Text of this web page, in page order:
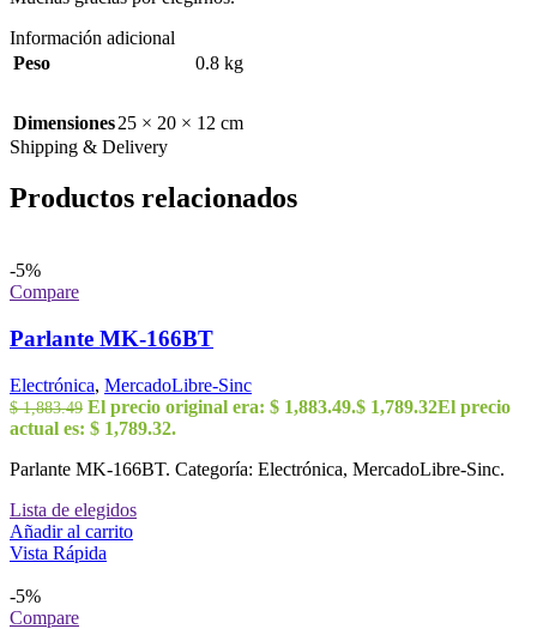
Información adicional
Peso
0.8 kg
Dimensiones25 × 20 × 12 cm
Shipping & Delivery
Productos relacionados
-5%
Compare
Parlante MK-166BT
Electrónica, MercadoLibre-Sinc
$1,883.49 El precio original era: $ 1,883.49.$ 1,789.32El precio
actual es: $ 1,789.32.
Parlante MK-166BT. Categoría: Electrónica, MercadoLibre-Sinc.
Lista de elegidos
Añadir al carrito
Vista Rápida
-5%
Compare